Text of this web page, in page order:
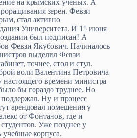
на крымских ученых. А
зерен. Февзи
стал активно
Университета. И 15 июня
был подписан! А
Февзи Якубович. Начиналось
выделил Февзи
точнее, стол и стул.
воли Валентина Петровича
времени министра
бы гораздо труднее. Но
Ну, и процесс
арендовал помещения у
от Фонтанов, где и
Уже позднее у
учебные корпуса.